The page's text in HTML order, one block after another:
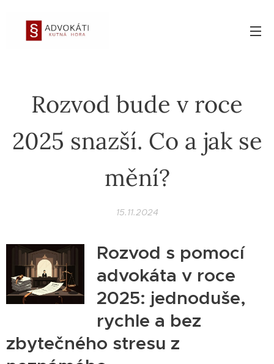
Rozvod bude v roce
2025 snazší. Co a jak se
mění?
15.11.2024
Rozvod s pomocí
advokáta v roce
2025: jednoduše,
rychle a bez
zbytečného stresu z